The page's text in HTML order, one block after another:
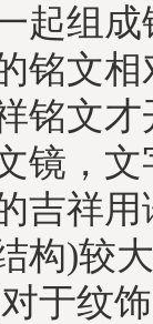
起组
铭文
铭文
镜，
吉祥
构)较
纹饰